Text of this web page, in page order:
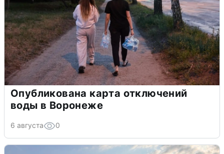
Опубликована карта отключений
воды в Воронеже
6 августа 0